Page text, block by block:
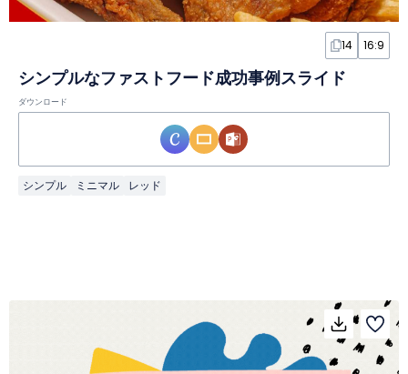
14 16:9
シンプルなファストフード成功事例スライド
ダウンロード
シンプル ミニマル レッド